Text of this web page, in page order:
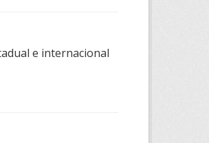
e internacional